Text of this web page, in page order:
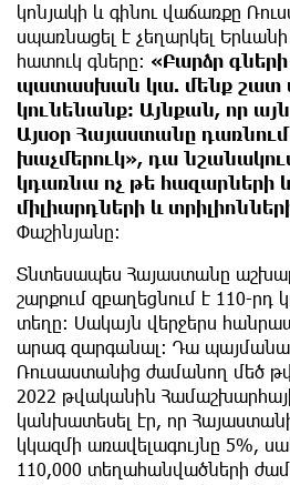
կոնյակի և գինու վաճառքը
սպառնացել է չեղարկել
հատուկ գները։ «Բարձր
պատասխան կա. մենք շատ
կունենանք։ Այնքան, որ
Այսօր Հայաստանը
խաչմերուկ», դա
կդառնա ոչ թե հազարների և
միլիարդների և
Փաշինյանը։
Տնտեսապես Հայաստանը
շարքում զբաղեցնում է 110-րդ
տեղը։ Սակայն վերջերս
արագ զարգանալ։ Դա
Ռուսաստանից ժամանող մեծ
2022 թվականին
կանխատեսել էր, որ
կկազմի առավելագույնը 5%,
110,000 տեղահանվածների